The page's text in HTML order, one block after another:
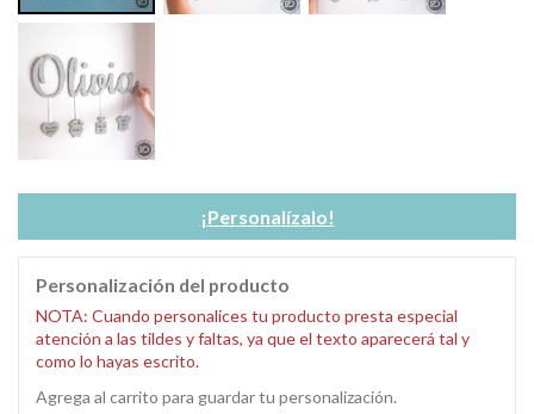
¡Personalízalo!
Personalización del producto
NOTA: Cuando personalices tu producto presta especial
atención a las tildes y faltas, ya que el texto aparecerá tal y
como lo hayas escrito.
Agrega al carrito para guardar tu personalización.